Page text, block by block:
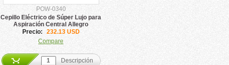
POW-0340
Cepillo Eléctrico de Súper Lujo para
Aspiración Central Allegro
Precio:
232.13 USD
Compare
Descripción